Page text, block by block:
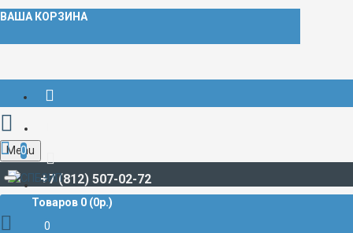
ВАША КОРЗИНА
+7 (812) 507-02-72
Menu
0
Товаров 0 (0р.)
0
РАДИОДЕТАЛИ И РАДИОЭЛЕКТРОННЫЕ КОМПОНЕНТЫ